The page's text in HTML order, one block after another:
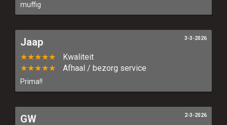
muffig
Jaap
★★★★★
Kwaliteit
★★★★★
Afhaal / bezorg service
Prima!!
3-3-2026
GW 2-3-2026